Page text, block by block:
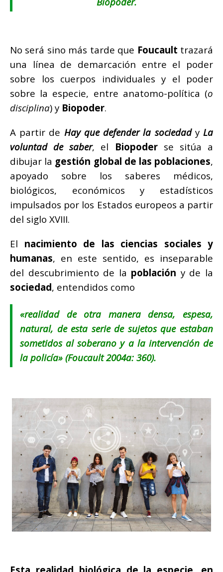
No será sino más tarde que Foucault trazará
una línea de demarcación entre el poder
sobre los cuerpos individuales y el poder
sobre la especie, entre anatomo-política (o
disciplina) y Biopoder.
A partir de Hay que defender la sociedadyLa
voluntad de saber, el Biopoder se sitúa a
dibujar la gestión global de las poblaciones,
apoyado sobre los saberes médicos,
biológicos, económicos y estadísticos
impulsados por los Estados europeos a partir
del siglo XVIII.
El nacimiento de las ciencias sociales y
humanas, en este sentido, es inseparable
del descubrimiento de la población y de la
sociedad, entendidos como
«realidad de otra manera densa, espesa,
natural, de esta serie de sujetos que estaban
sometidos al soberano y a la intervención de
la policía» (Foucault 2004a: 360).